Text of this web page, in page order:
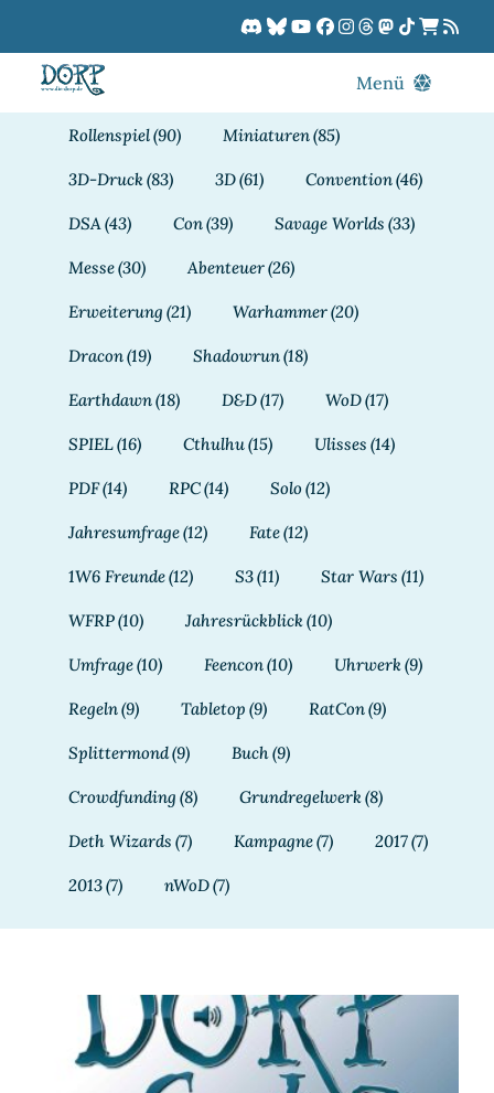
springen
Menü
Rollenspiel(90) Miniaturen(85)
3D-Druck(83) 3D(61) Convention(46)
DSA (43) Con(39) Savage Worlds (33)
Messe(30) Abenteuer(26)
Erweiterung (21) Warhammer(20)
Dracon(19) Shadowrun(18)
Earthdawn(18) D&D(17) WoD(17)
SPIEL(16) Cthulhu(15) Ulisses (14)
PDF(14) RPC(14) Solo(12)
Jahresumfrage(12) Fate(12)
1W6 Freunde(12) S3(11) Star Wars (11)
WFRP(10) Jahresrückblick(10)
Umfrage(10) Feencon(10) Uhrwerk(9)
Regeln(9) Tabletop (9) RatCon(9)
Splittermond(9) Buch(9)
Crowdfunding (8) Grundregelwerk(8)
Deth Wizards (7) Kampagne(7) 2017(7)
2013(7) nWoD(7)